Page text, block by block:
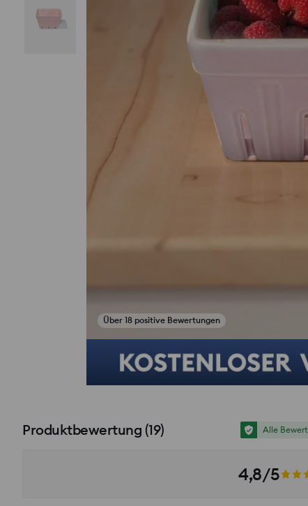
Über 18 positive Bewertungen
Fotos aus Bewertungen ansehen
Produktbewertung (19) Alle
4,8/5